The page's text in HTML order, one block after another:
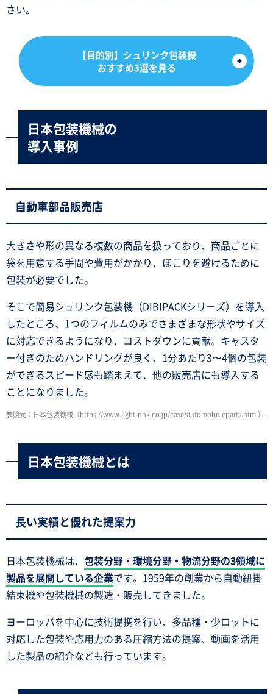
さい。
【目的別】シュリンク包装機
おすすめ3選を見る
日本包装機械の
導入事例
自動車部品販売店
大きさや形の異なる複数の商品を扱っており、商品ごとに
袋を用意する手間や費用がかかり、ほこりを避けるために
包装が必要でした。
そこで簡易シュリンク包装機（DIBIPACKシリーズ）を導入
したところ、1つのフィルムのみでさまざまな形状やサイズ
に対応できるようになり、コストダウンに貢献。キャスタ
ー付きのためハンドリングが良く、1分あたり3〜4個の包装
ができるスピード感も踏まえて、他の販売店にも導入する
ことになりました。
参照元：日本包装機械（https://www.light-nhk.co.jp/case/automoboleparts.html）
日本包装機械とは
長い実績と優れた提案力
日本包装機械は、 包装分野・環境分野・物流分野の3領域に
製品を展開している企業です。1959年の創業から自動紐掛
結束機や包装機械の製造・販売してきました。
ヨーロッパを中心に技術提携を行い、多品種・少ロットに
対応した包装や応用力のある圧縮方法の提案、動画を活用
した製品の紹介なども行っています。